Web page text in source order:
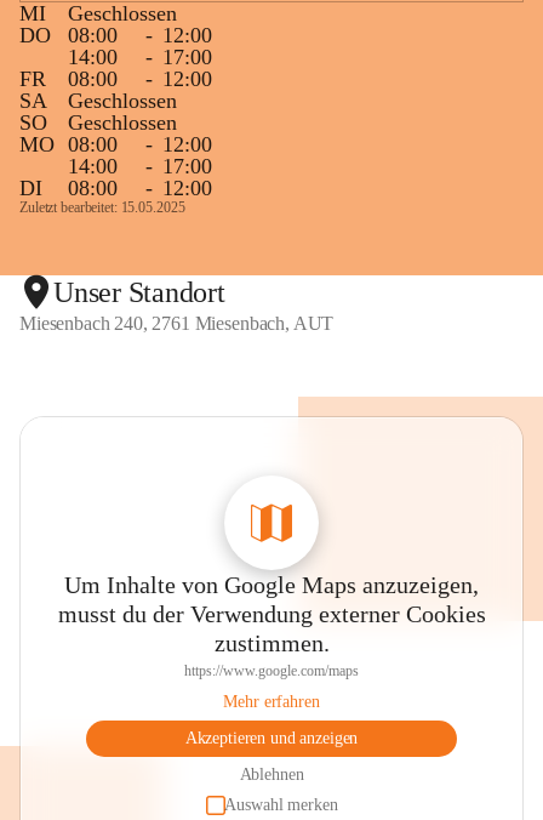
MI
Geschlossen
DO
08:00 - 12:00
14:00
- 17:00
FR
08:00 - 12:00
SA
Geschlossen
SO
Geschlossen
MO 08:00 - 12:00
14:00
- 17:00
DI
08:00 - 12:00
Zuletzt bearbeitet: 15.05.2025
Unser Standort
Miesenbach 240, 2761 Miesenbach, AUT
Um Inhalte von Google Maps anzuzeigen,
musst du der Verwendung externer Cookies
zustimmen.
https://www.google.com/maps
Mehr erfahren
Akzeptieren und anzeigen
Ablehnen
Auswahl merken